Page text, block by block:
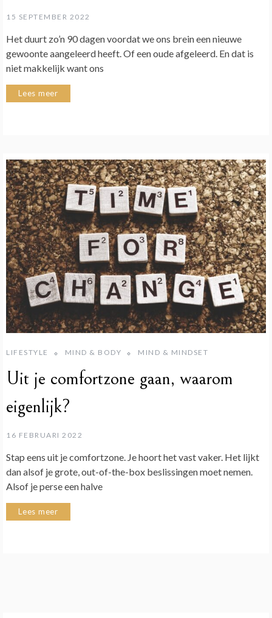
15 SEPTEMBER 2022
Het duurt zo’n 90 dagen voordat we ons brein een nieuwe
gewoonte aangeleerd heeft. Of een oude afgeleerd. En dat is
niet makkelijk want ons
Lees meer
LIFESTYLE MIND & BODY MIND & MINDSET
Uit je comfortzone gaan, waarom
eigenlijk?
16 FEBRUARI 2022
Stap eens uit je comfortzone. Je hoort het vast vaker. Het lijkt
dan alsof je grote, out-of-the-box beslissingen moet nemen.
Alsof je perse een halve
Lees meer